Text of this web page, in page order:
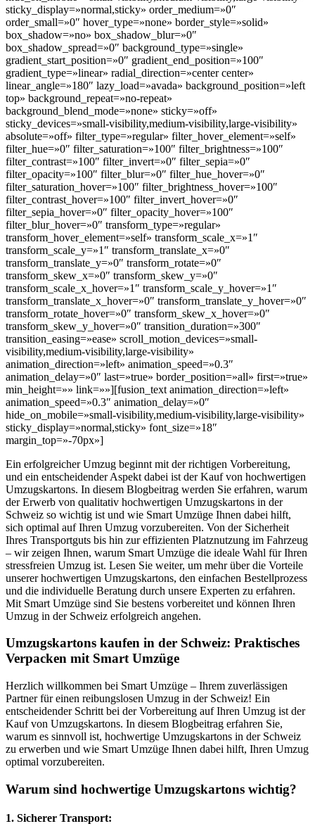
sticky_display=»normal,sticky» order_medium=»0″
order_small=»0″ hover_type=»none» border_style=»solid»
box_shadow=»no» box_shadow_blur=»0″
box_shadow_spread=»0″ background_type=»single»
gradient_start_position=»0″ gradient_end_position=»100″
gradient_type=»linear» radial_direction=»center center»
linear_angle=»180″ lazy_load=»avada» background_position=»left
top» background_repeat=»no-repeat»
background_blend_mode=»none» sticky=»off»
sticky_devices=»small-visibility,medium-visibility,large-visibility»
absolute=»off» filter_type=»regular» filter_hover_element=»self»
filter_hue=»0″ filter_saturation=»100″ filter_brightness=»100″
filter_contrast=»100″ filter_invert=»0″ filter_sepia=»0″
filter_opacity=»100″ filter_blur=»0″ filter_hue_hover=»0″
filter_saturation_hover=»100″ filter_brightness_hover=»100″
filter_contrast_hover=»100″ filter_invert_hover=»0″
filter_sepia_hover=»0″ filter_opacity_hover=»100″
filter_blur_hover=»0″ transform_type=»regular»
transform_hover_element=»self» transform_scale_x=»1″
transform_scale_y=»1″ transform_translate_x=»0″
transform_translate_y=»0″ transform_rotate=»0″
transform_skew_x=»0″ transform_skew_y=»0″
transform_scale_x_hover=»1″ transform_scale_y_hover=»1″
transform_translate_x_hover=»0″ transform_translate_y_hover=»0″
transform_rotate_hover=»0″ transform_skew_x_hover=»0″
transform_skew_y_hover=»0″ transition_duration=»300″
transition_easing=»ease» scroll_motion_devices=»small-
visibility,medium-visibility,large-visibility»
animation_direction=»left» animation_speed=»0.3″
animation_delay=»0″ last=»true» border_position=»all» first=»true»
min_height=»» link=»»][fusion_text animation_direction=»left»
animation_speed=»0.3″ animation_delay=»0″
hide_on_mobile=»small-visibility,medium-visibility,large-visibility»
sticky_display=»normal,sticky» font_size=»18″
margin_top=»-70px»]
Ein erfolgreicher Umzug beginnt mit der richtigen Vorbereitung,
und ein entscheidender Aspekt dabei ist der Kauf von hochwertigen
Umzugskartons. In diesem Blogbeitrag werden Sie erfahren, warum
der Erwerb von qualitativ hochwertigen Umzugskartons in der
Schweiz so wichtig ist und wie Smart Umzüge Ihnen dabei hilft,
sich optimal auf Ihren Umzug vorzubereiten. Von der Sicherheit
Ihres Transportguts bis hin zur effizienten Platznutzung im Fahrzeug
– wir zeigen Ihnen, warum Smart Umzüge die ideale Wahl für Ihren
stressfreien Umzug ist. Lesen Sie weiter, um mehr über die Vorteile
unserer hochwertigen Umzugskartons, den einfachen Bestellprozess
und die individuelle Beratung durch unsere Experten zu erfahren.
Mit Smart Umzüge sind Sie bestens vorbereitet und können Ihren
Umzug in der Schweiz erfolgreich angehen.
Umzugskartons kaufen in der Schweiz: Praktisches
Verpacken mit Smart Umzüge
Herzlich willkommen bei Smart Umzüge – Ihrem zuverlässigen
Partner für einen reibungslosen Umzug in der Schweiz! Ein
entscheidender Schritt bei der Vorbereitung auf Ihren Umzug ist der
Kauf von Umzugskartons. In diesem Blogbeitrag erfahren Sie,
warum es sinnvoll ist, hochwertige Umzugskartons in der Schweiz
zu erwerben und wie Smart Umzüge Ihnen dabei hilft, Ihren Umzug
optimal vorzubereiten.
Warum sind hochwertige Umzugskartons wichtig?
1. Sicherer Transport: